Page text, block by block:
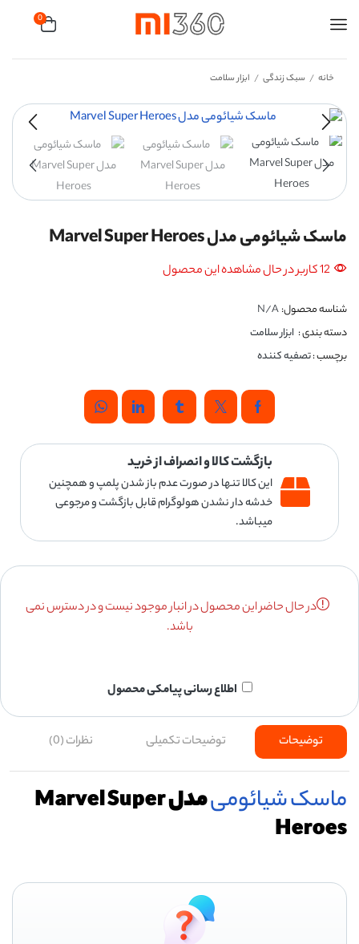
0
خانه / سبک زندگی / ابزار سلامت
ماسک شیائومی مدل Marvel Super Heroes
12 کاربر در حال مشاهده این محصول
شناسه محصول:N/A
دسته بندی : ابزار سلامت
برچسب :تصفیه کننده
بازگشت کالا و انصراف از خرید
این کالا تنها در صورت عدم باز شدن پلمپ و همچنین
خدشه دار نشدن هولوگرام قابل بازگشت و مرجوعی
میباشد.
در حال حاضر این محصول در انبار موجود نیست و در دسترس نمی
باشد.
اطلاع رسانی پیامکی محصول
توضیحات توضیحات تکمیلی نظرات (0)
ماسکشیائومی
مدل Marvel Super
Heroes